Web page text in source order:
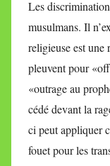
Les
musulmans. Il
religieuse est une
pleuvent pour
«outrage au
cédé devant la
ci peut appliquer
fouet pour les